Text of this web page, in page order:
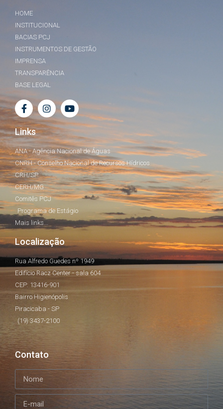
HOME
INSTITUCIONAL
BACIAS PCJ
INSTRUMENTOS DE GESTÃO
IMPRENSA
TRANSPARÊNCIA
BASE LEGAL
Links
ANA - Agência Nacional de Águas
CNRH - Conselho Nacional de Recursos Hídricos
CRH/SP
CERH/MG
Comitês PCJ
Programa de Estágio
Mais links...
Localização
Rua Alfredo Guedes nº 1949
Edifício Racz Center - sala 604
CEP: 13416-901
Bairro Higienópolis
Piracicaba - SP
(19) 3437-2100
Contato